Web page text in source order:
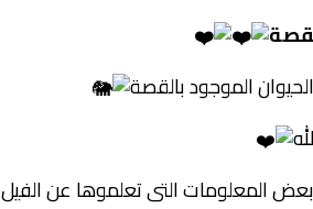
الموجود بالقصة
المعلومات التى تعلموها عن الفيل